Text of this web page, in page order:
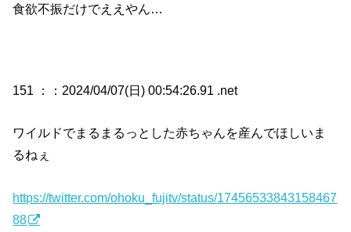
食欲不振だけでええやん…
151 ： ：2024/04/07(日) 00:54:26.91 .net
ワイルドでまるまるっとした赤ちゃんを産んでほしいま
るねぇ
https://twitter.com/ohoku_fujitv/status/17456533843158467
88